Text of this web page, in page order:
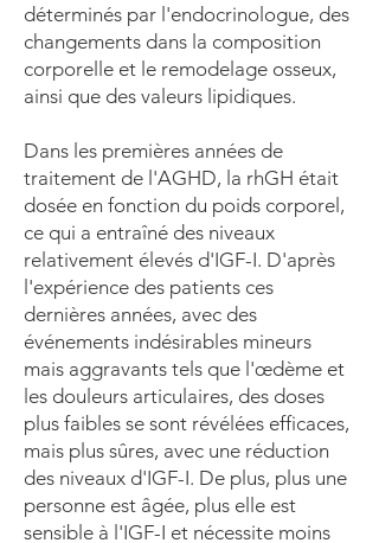
déterminés par l'endocrinologue, des
changements dans la composition
corporelle et le remodelage osseux,
ainsi que des valeurs lipidiques.
Dans les premières années de
traitement de l'AGHD, la rhGH était
dosée en fonction du poids corporel,
ce qui a entraîné des niveaux
relativement élevés d'IGF-I. D'après
l'expérience des patients ces
dernières années, avec des
événements indésirables mineurs
mais aggravants tels que l'œdème et
les douleurs articulaires, des doses
plus faibles se sont révélées efficaces,
mais plus sûres, avec une réduction
des niveaux d'IGF-I. De plus, plus une
personne est âgée, plus elle est
sensible à l'IGF-I et nécessite moins